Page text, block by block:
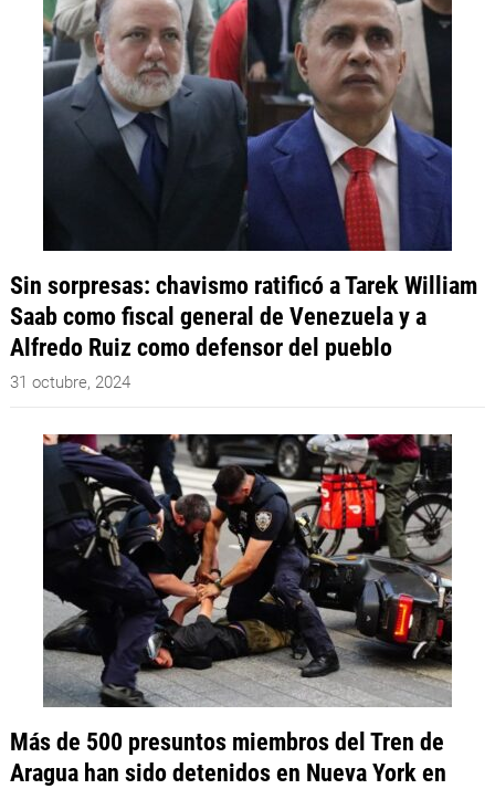
Sin sorpresas: chavismo ratificó a Tarek William
Saab como fiscal general de Venezuela y a
Alfredo Ruiz como defensor del pueblo
31 octubre, 2024
Más de 500 presuntos miembros del Tren de
Aragua han sido detenidos en Nueva York en